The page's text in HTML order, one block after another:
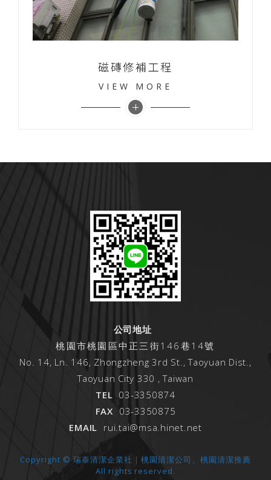
磁磚修補工程
VIEW MORE
公司地址
桃園市桃園區中正三街146巷14號
No. 14, Ln. 146, Zhongzheng 3rd St., Taoyuan Dist.,
Taoyuan City 330 , Taiwan
TEL 03-3350874
FAX 03-3350875
EMAIL rui.tai@msa.hinet.net
Copyright © 瑞泰清潔企業社｜桃園清潔公司、桃園清潔推薦
All rights reserved.